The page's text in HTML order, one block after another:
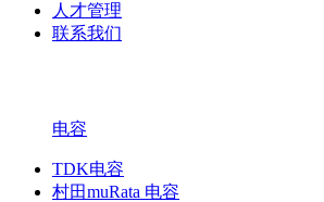
人才管理
联系我们
电容
TDK电容
村田muRata 电容